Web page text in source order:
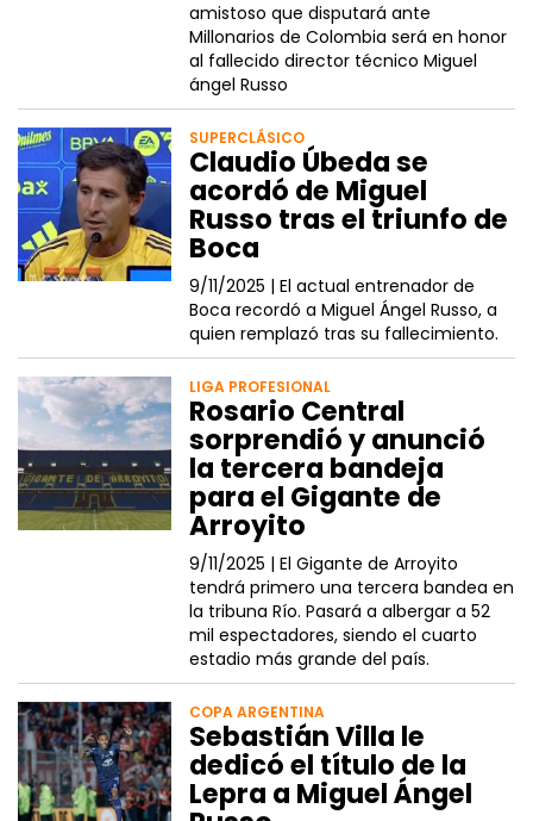
amistoso que disputará ante
Millonarios de Colombia será en honor
al fallecido director técnico Miguel
ángel Russo
SUPERCLÁSICO
Claudio Úbeda se
acordó de Miguel
Russo tras el triunfo de
Boca
9/11/2025 |El actual entrenador de
Boca recordó a Miguel Ángel Russo, a
quien remplazó tras su fallecimiento.
LIGA PROFESIONAL
Rosario Central
sorprendió y anunció
la tercera bandeja
para el Gigante de
Arroyito
9/11/2025 |El Gigante de Arroyito
tendrá primero una tercera bandea en
la tribuna Río. Pasará a albergar a 52
mil espectadores, siendo el cuarto
estadio más grande del país.
COPA ARGENTINA
Sebastián Villa le
dedicó el título de la
Lepra a Miguel Ángel